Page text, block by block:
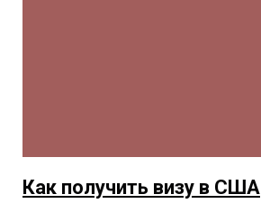
Как получить визу в США